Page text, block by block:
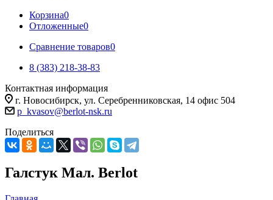
Корзина0
Отложенные0
Сравнение товаров0
8 (383) 218-38-83
Контактная информация
г. Новосибирск, ул. Серебренниковская, 14 офис 504
p_kvasov@berlot-nsk.ru
Поделиться
Галстук Мал. Berlot